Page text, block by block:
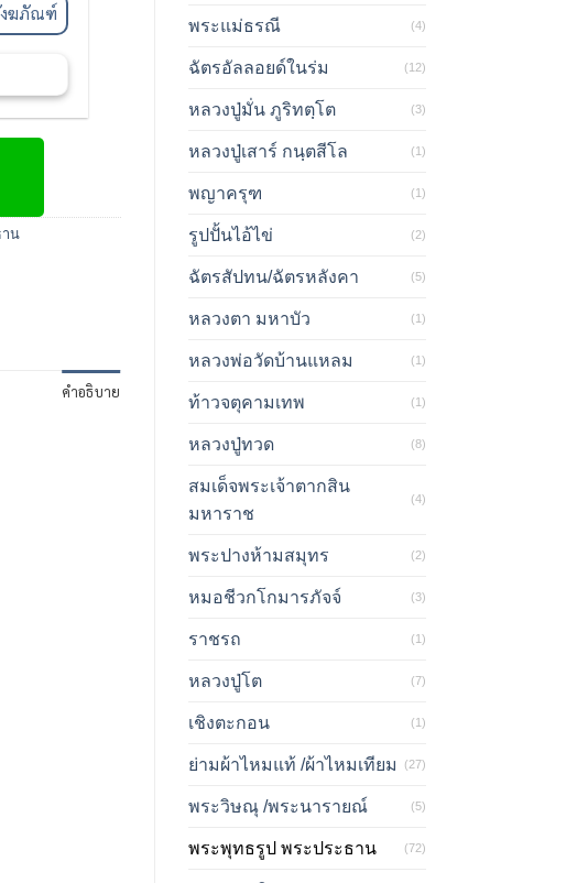
งฆภัณฑ์
าน
คำอธิบาย
พระแม่ธรณี (4)
ฉัตรอัลลอยด์ในร่ม (12)
หลวงปู่มั่น ภูริทตฺโต (3)
หลวงปู่เสาร์ กนฺตสีโล (1)
พญาครุฑ (1)
รูปปั้นไอ้ไข่ (2)
ฉัตรสัปทน/ฉัตรหลังคา (5)
หลวงตา มหาบัว (1)
หลวงพ่อวัดบ้านแหลม (1)
ท้าวจตุคามเทพ (1)
หลวงปู่ทวด (8)
สมเด็จพระเจ้าตากสิน
มหาราช
(4)
พระปางห้ามสมุทร (2)
หมอชีวกโกมารภัจจ์ (3)
ราชรถ (1)
หลวงปู่โต (7)
เชิงตะกอน (1)
ย่ามผ้าไหมแท้ /ผ้าไหมเทียม (27)
พระวิษณุ /พระนารายณ์ (5)
พระพุทธรูป พระประธาน (72)